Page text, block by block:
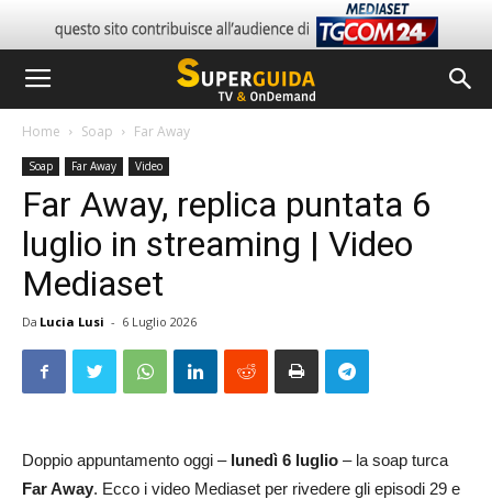
Home Soap Far Away
Soap Far Away Video
Far Away, replica puntata 6
luglio in streaming | Video
Mediaset
Da Lucia Lusi - 6 Luglio 2026
Doppio appuntamento oggi – lunedì 6 luglio – la soap turca
Far Away. Ecco i video Mediaset per rivedere gli episodi 29 e